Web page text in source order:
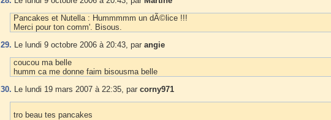
Pancakes et Nutella : Hummmmm un dÃ©lice !!!
Merci pour ton comm'. Bisous.
29. Le lundi 9 octobre 2006 à 20:43, par angie
coucou ma belle
humm ca me donne faim bisousma belle
30. Le lundi 19 mars 2007 à 22:35, par corny971
tro beau tes pancakes